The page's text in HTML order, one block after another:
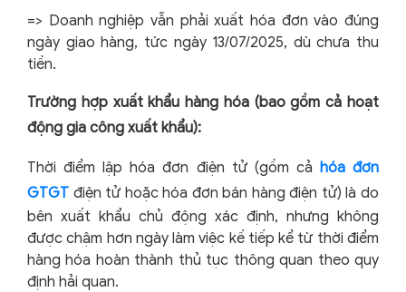
=> Doanh nghiệp vẫn phải xuất hóa đơn vào đúng
ngày giao hàng, tức ngày 13/07/2025, dù chưa thu
tiền.
Trường hợp xuất khẩu hàng hóa (bao gồm cả hoạt
động gia công xuất khẩu):
Thời điểm lập hóa đơn điện tử (gồm cả hóa đơn
GTGT điện tử hoặc hóa đơn bán hàng điện tử) là do
bên xuất khẩu chủ động xác định, nhưng không
được chậm hơn ngày làm việc kế tiếp kể từ thời điểm
hàng hóa hoàn thành thủ tục thông quan theo quy
định hải quan.